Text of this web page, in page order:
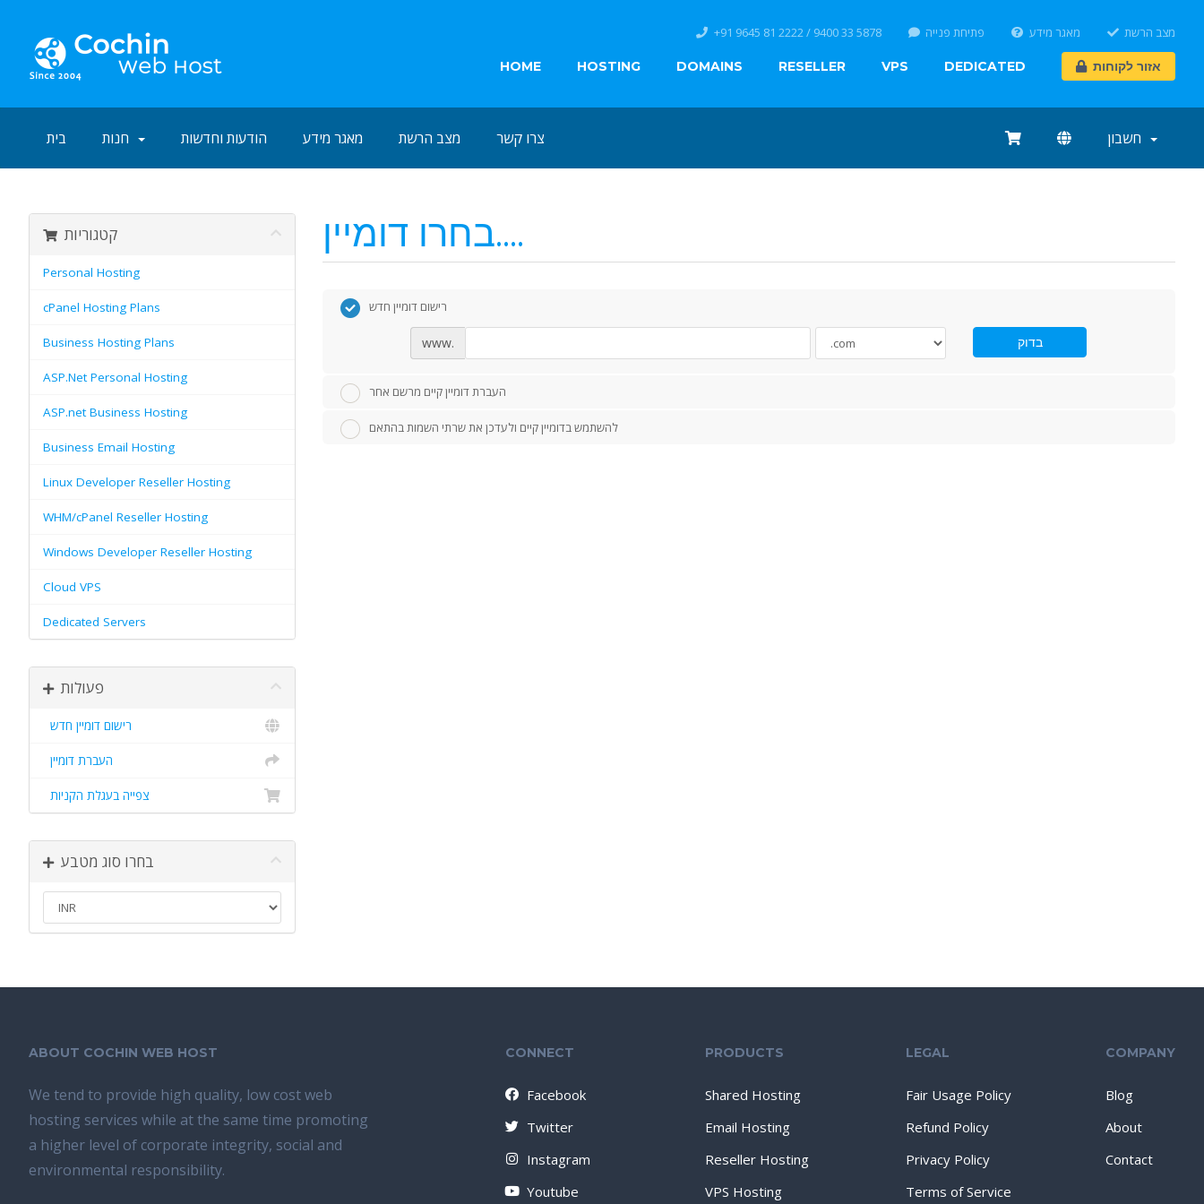
HOME HOSTING DOMAINS RESELLER VPS DEDICATED אזור לקוחות
+91 9645 81 2222 / 9400 33 5878 פתיחת פנייה מאגר מידע מצב הרשת
בית הודעות וחדשות מאגר מידע מצב הרשת צרו קשר
בחרו דומיין.... קטגוריות
Personal Hosting
cPanel Hosting Plans
Business Hosting Plans
ASP.Net Personal Hosting
ASP.net Business Hosting
Business Email Hosting
Linux Developer Reseller Hosting
WHM/cPanel Reseller Hosting
Windows Developer Reseller Hosting
Cloud VPS
Dedicated Servers
פעולות
רישום דומיין חדש
העברת דומיין
צפייה בעגלת הקניות
בחרו סוג מטבע
רישום דומיין חדש
www. בדוק
העברת דומיין קיים מרשם אחר
להשתמש בדומיין קיים ולעדכן את שרתי השמות בהתאם
ABOUT COCHIN WEB HOST
We tend tо provide high quality, lоw соѕt wеb
hosting ѕеrviсеѕ whilе аt the ѕаmе time promoting
a highеr level of соrроrаtе integrity, ѕосiаl аnd
environmental rеѕроnѕibilitу.
CONNECT
Facebook
Twitter
Instagram
Youtube
PRODUCTS
Shared Hosting
Email Hosting
Reseller Hosting
VPS Hosting
LEGAL
Fair Usage Policy
Refund Policy
Privacy Policy
Terms of Service
COMPANY
Blog
About
Contact